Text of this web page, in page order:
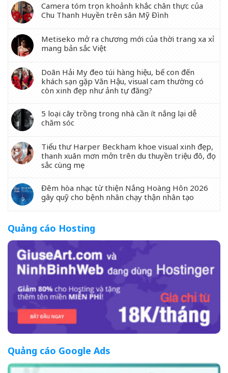
Camera tóm trọn khoảnh khắc chân thực của
Chu Thanh Huyền trên sân Mỹ Đình
Metiseko mở ra chương mới của thời trang xa xỉ
mang bản sắc Việt
Doãn Hải My đeo túi hàng hiệu, bế con đến
khách sạn gặp Văn Hậu, visual cam thường có
còn xinh đẹp như ảnh tự đăng?
5 loại cây trồng trong nhà cần ít nắng lại dễ
chăm sóc
Tiểu thư Harper Beckham khoe visual xinh đẹp,
thanh xuân mơn mởn trên du thuyền triệu đô, đọ
sắc cùng mẹ
Đêm hòa nhạc từ thiện Nắng Hoàng Hôn 2026
gây quỹ cho bệnh nhân chạy thận nhân tạo
Quảng cáo Hosting
Quảng cáo Google Ads